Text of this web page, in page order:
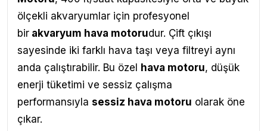
ölçekli akvaryumlar için profesyonel
bir akvaryum hava motorudur. Çift çıkışı
sayesinde iki farklı hava taşı veya filtreyi aynı
anda çalıştırabilir. Bu özel
hava motoru, düşük
enerji tüketimi ve sessiz çalışma
performansıyla sessiz hava motoru olarak öne
çıkar.